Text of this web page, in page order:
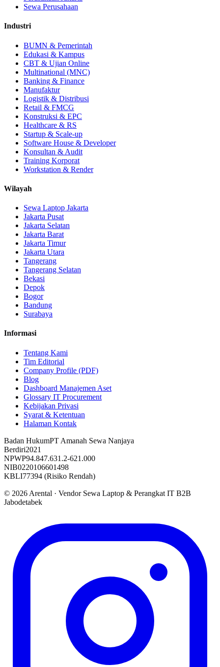
Sewa Perusahaan
Industri
BUMN & Pemerintah
Edukasi & Kampus
CBT & Ujian Online
Multinational (MNC)
Banking & Finance
Manufaktur
Logistik & Distribusi
Retail & FMCG
Konstruksi & EPC
Healthcare & RS
Startup & Scale-up
Software House & Developer
Konsultan & Audit
Training Korporat
Workstation & Render
Wilayah
Sewa Laptop Jakarta
Jakarta Pusat
Jakarta Selatan
Jakarta Barat
Jakarta Timur
Jakarta Utara
Tangerang
Tangerang Selatan
Bekasi
Depok
Bogor
Bandung
Surabaya
Informasi
Tentang Kami
Tim Editorial
Company Profile (PDF)
Blog
Dashboard Manajemen Aset
Glossary IT Procurement
Kebijakan Privasi
Syarat & Ketentuan
Halaman Kontak
Badan HukumPT Amanah Sewa Nanjaya
Berdiri2021
NPWP94.847.631.2-621.000
NIB0220106601498
KBLI77394 (Risiko Rendah)
© 2026 Arental · Vendor Sewa Laptop & Perangkat IT B2B
Jabodetabek